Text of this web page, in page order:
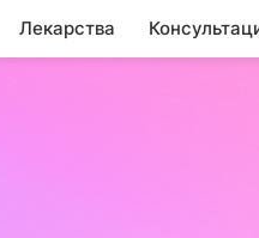
Лекарства